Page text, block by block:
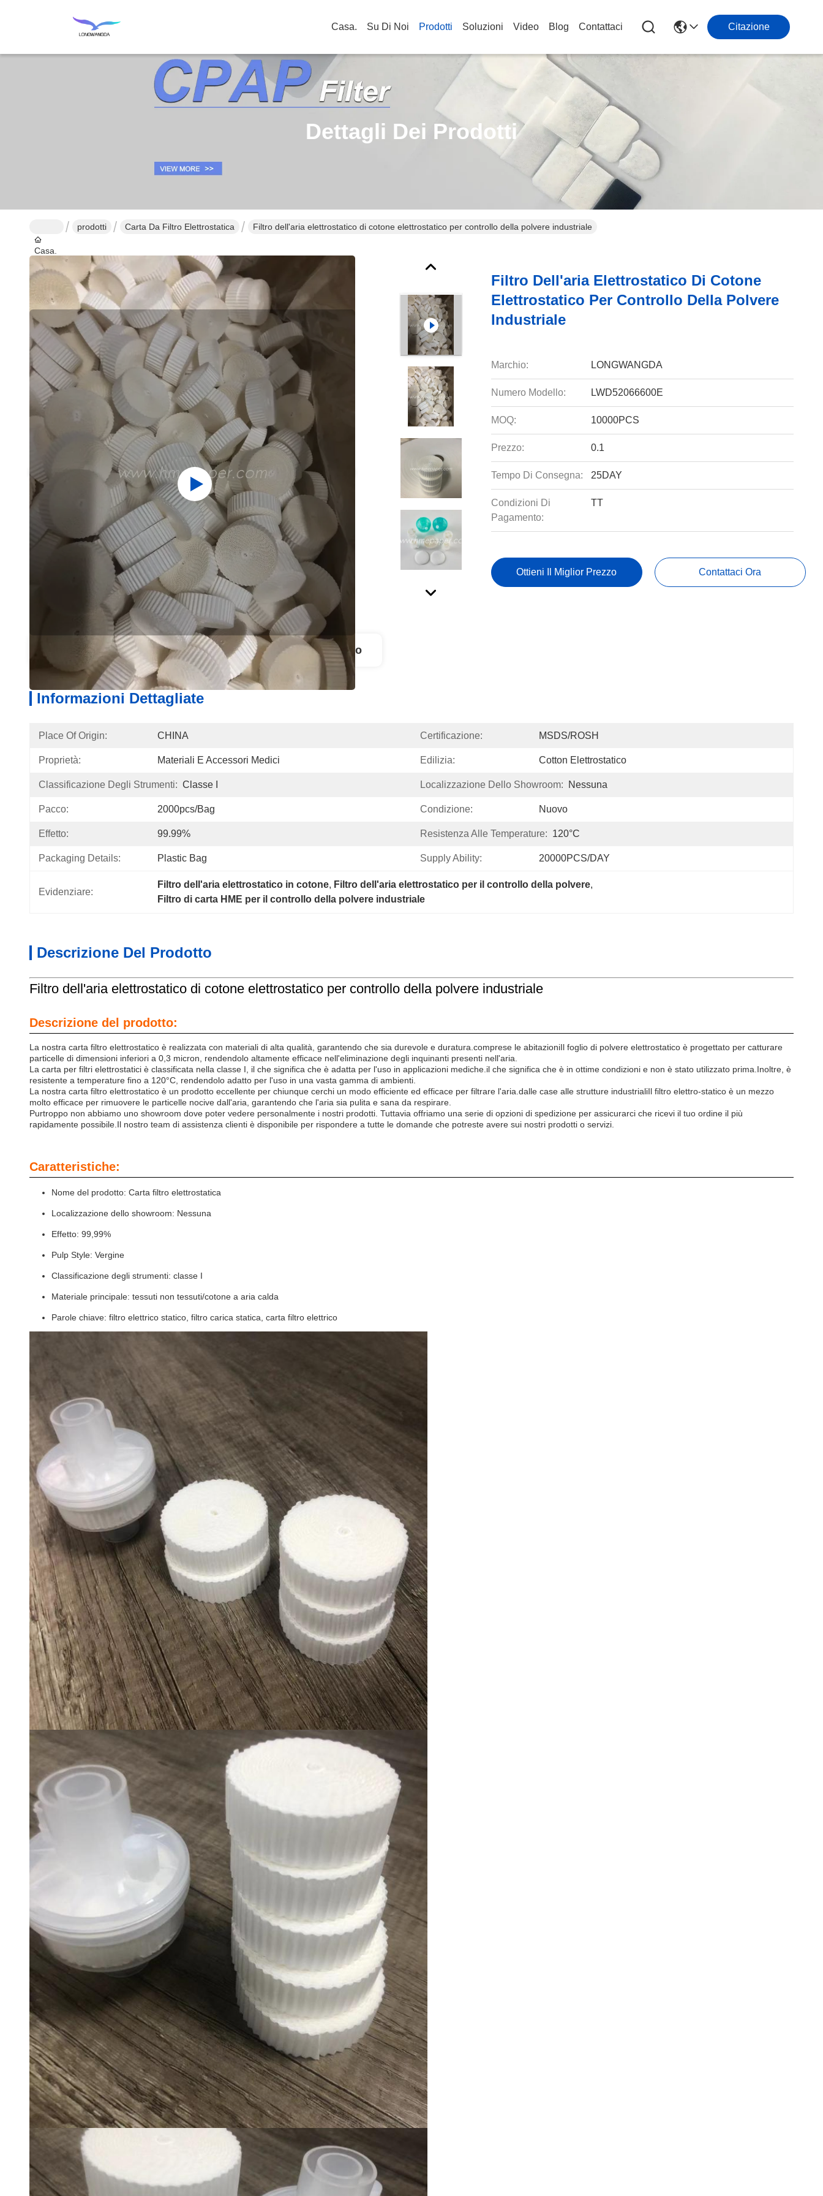
Casa. Su Di Noi Prodotti Soluzioni Video Blog Contattaci Citazione
Dettagli Dei Prodotti
Casa.
prodotti Carta Da Filtro Elettrostatica Filtro dell'aria elettrostatico di cotone elettrostatico per controllo della polvere industriale
Filtro Dell'aria Elettrostatico Di Cotone
Elettrostatico Per Controllo Della Polvere
Industriale
Marchio: LONGWANGDA
Numero Modello: LWD52066600E
MOQ: 10000PCS
Prezzo: 0.1
Tempo Di Consegna: 25DAY
Condizioni Di
Pagamento:
TT
Ottieni Il Miglior Prezzo Contattaci Ora
Informazioni Dettagliate Descrizione Del Prodotto
Informazioni Dettagliate
Place Of Origin: CHINA Certificazione: MSDS/ROSH
Proprietà: Materiali E Accessori Medici Edilizia: Cotton Elettrostatico
Classificazione Degli Strumenti: Classe I Localizzazione Dello Showroom: Nessuna
Pacco: 2000pcs/bag Condizione: Nuovo
Effetto: 99.99% Resistenza Alle Temperature: 120°C
Packaging Details: Plastic Bag Supply Ability: 20000PCS/DAY
Evidenziare:
Filtro dell'aria elettrostatico in cotone, Filtro dell'aria elettrostatico per il controllo della polvere,
Filtro di carta HME per il controllo della polvere industriale
Descrizione Del Prodotto
Filtro dell'aria elettrostatico di cotone elettrostatico per controllo della polvere industriale
Descrizione del prodotto:
La nostra carta filtro elettrostatico è realizzata con materiali di alta qualità, garantendo che sia durevole e duratura.comprese le abitazioniIl foglio di polvere elettrostatico è progettato per catturare
particelle di dimensioni inferiori a 0,3 micron, rendendolo altamente efficace nell'eliminazione degli inquinanti presenti nell'aria.
La carta per filtri elettrostatici è classificata nella classe I, il che significa che è adatta per l'uso in applicazioni mediche.il che significa che è in ottime condizioni e non è stato utilizzato prima.Inoltre, è
resistente a temperature fino a 120°C, rendendolo adatto per l'uso in una vasta gamma di ambienti.
La nostra carta filtro elettrostatico è un prodotto eccellente per chiunque cerchi un modo efficiente ed efficace per filtrare l'aria.dalle case alle strutture industrialiIl filtro elettro-statico è un mezzo
molto efficace per rimuovere le particelle nocive dall'aria, garantendo che l'aria sia pulita e sana da respirare.
Purtroppo non abbiamo uno showroom dove poter vedere personalmente i nostri prodotti. Tuttavia offriamo una serie di opzioni di spedizione per assicurarci che ricevi il tuo ordine il più
rapidamente possibile.Il nostro team di assistenza clienti è disponibile per rispondere a tutte le domande che potreste avere sui nostri prodotti o servizi.
Caratteristiche:
Nome del prodotto: Carta filtro elettrostatica
Localizzazione dello showroom: Nessuna
Effetto: 99,99%
Pulp Style: Vergine
Classificazione degli strumenti: classe I
Materiale principale: tessuti non tessuti/cotone a aria calda
Parole chiave: filtro elettrico statico, filtro carica statica, carta filtro elettrico